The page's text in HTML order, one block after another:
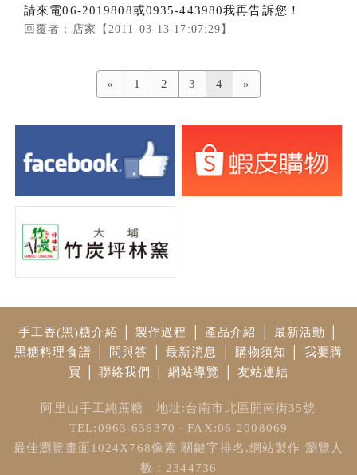
請來電06-2019808或0935-443980我再告訴您！
回覆者：店家【2011-03-13 17:07:29】
« 1 2 3 4 »
手工香(黑)糖介紹 製作過程 產品介紹 最新活動
黑糖料理食譜
問與答 最新消息 購物須知
我要購
買
│聯絡我們 網站導覽 友站連結
阿里山手工純蔗糖 地址:台南市北區開南街35號
TEL:0963-636370 ‧ FAX:06-2008069
最佳瀏覽畫面1024X768像素 關鍵字排名.網站製作 瀏覽人
數：2344736